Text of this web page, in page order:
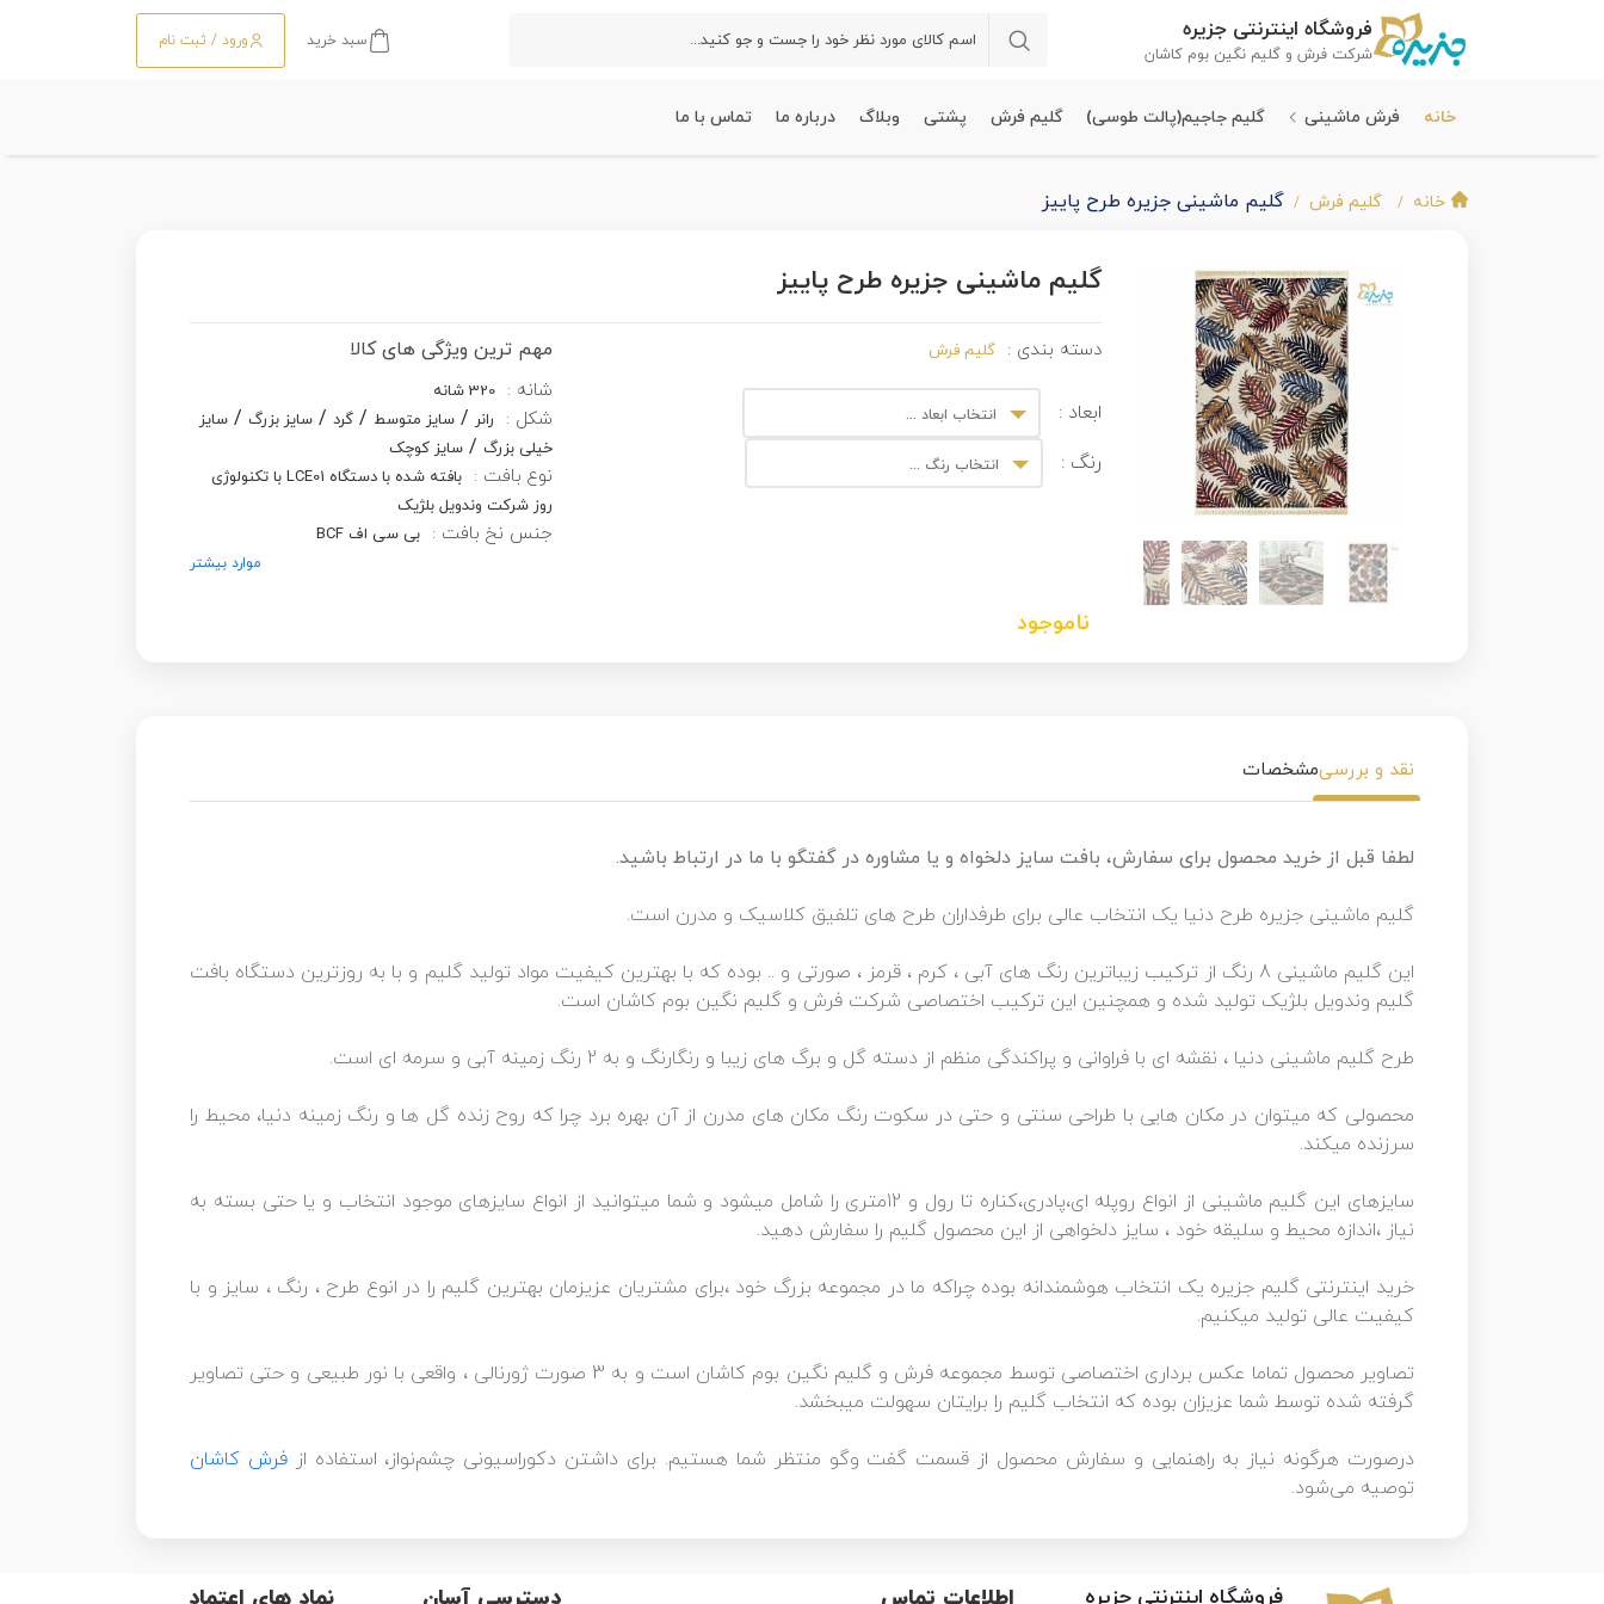
فروشگاه اینترنتی جزیره
شرکت فرش و گلیم نگین بوم کاشان
سبد خرید ورود / ثبت نام
خانه فرش ماشینی گلیم جاجیم(پالت طوسی) گلیم فرش پشتی وبلاگ درباره ما تماس با ما
خانه گلیم فرش گلیم ماشینی جزیره طرح پاییز
گلیم ماشینی جزیره طرح پاییز
دسته بندی : گلیم فرش
ابعاد : انتخاب ابعاد ...
رنگ : انتخاب رنگ ...
مهم ترین ویژگی های کالا
شانه : 320 شانه
شکل : رانر / سایز متوسط / گرد / سایز بزرگ / سایز
خیلی بزرگ / سایز کوچک
نوع بافت :
بافته شده با دستگاه LCE01 با تکنولوژی
روز شرکت وندویل بلژیک
جنس نخ بافت : بی سی اف BCF
موارد بیشتر
ناموجود
نقد و بررسیمشخصات
لطفا قبل از خرید محصول برای سفارش، بافت سایز دلخواه و یا مشاوره در گفتگو با ما در ارتباط باشید.
گلیم ماشینی جزیره طرح دنیا یک انتخاب عالی برای طرفداران طرح های تلفیق کلاسیک و مدرن است.
این گلیم ماشینی 8 رنگ از ترکیب زیباترین رنگ های آبی ، کرم ، قرمز ، صورتی و .. بوده که با بهترین کیفیت مواد تولید گلیم و با به روزترین دستگاه بافت
گلیم وندویل بلژیک تولید شده و همچنین این ترکیب اختصاصی شرکت فرش و گلیم نگین بوم کاشان است.
طرح گلیم ماشینی دنیا ، نقشه ای با فراوانی و پراکندگی منظم از دسته گل و برگ های زیبا و رنگارنگ و به 2 رنگ زمینه آبی و سرمه ای است.
محصولی که میتوان در مکان هایی با طراحی سنتی و حتی در سکوت رنگ مکان های مدرن از آن بهره برد چرا که روح زنده گل ها و رنگ زمینه دنیا، محیط را
سرزنده میکند.
سایزهای این گلیم ماشینی از انواع روپله ای،پادری،کناره تا رول و 12متری را شامل میشود و شما میتوانید از انواع سایزهای موجود انتخاب و یا حتی بسته به
نیاز ،اندازه محیط و سلیقه خود ، سایز دلخواهی از این محصول گلیم را سفارش دهید.
خرید اینترنتی گلیم جزیره یک انتخاب هوشمندانه بوده چراکه ما در مجموعه بزرگ خود ،برای مشتریان عزیزمان بهترین گلیم را در انوع طرح ، رنگ ، سایز و با
کیفیت عالی تولید میکنیم.
تصاویر محصول تماما عکس برداری اختصاصی توسط مجموعه فرش و گلیم نگین بوم کاشان است و به 3 صورت ژورنالی ، واقعی با نور طبیعی و حتی تصاویر
گرفته شده توسط شما عزیزان بوده که انتخاب گلیم را برایتان سهولت میبخشد.
درصورت هرگونه نیاز به راهنمایی و سفارش محصول از قسمت گفت وگو منتظر شما هستیم. برای داشتن دکوراسیونی چشم‌نواز، استفاده ازفرش کاشان
توصیه می‌شود.
فروشگاه اینترنتی جزیره